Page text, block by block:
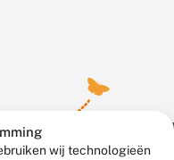
wij technologieën